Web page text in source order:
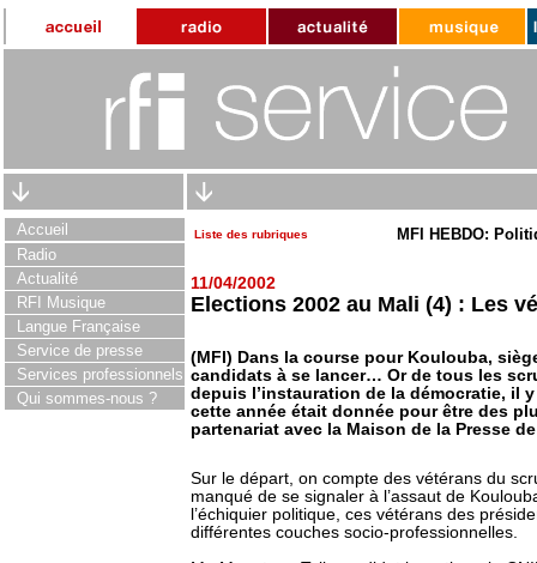
Accueil
Radio
Actualité
RFI Musique
Langue Française
Service de presse
Services professionnels
Qui sommes-nous ?
Liste des rubriques MFI HEBDO:
11/04/2002
Elections 2002 au Mali (4) : Les
(MFI) Dans la course pour Koulouba,
candidats à se lancer… Or de tous les
depuis l’instauration de la démocratie, il
cette année était donnée pour être des
partenariat avec la Maison de la Presse
Sur le départ, on compte des vétérans du
manqué de se signaler à l’assaut de
l’échiquier politique, ces vétérans des
différentes couches socio-professionnelles.